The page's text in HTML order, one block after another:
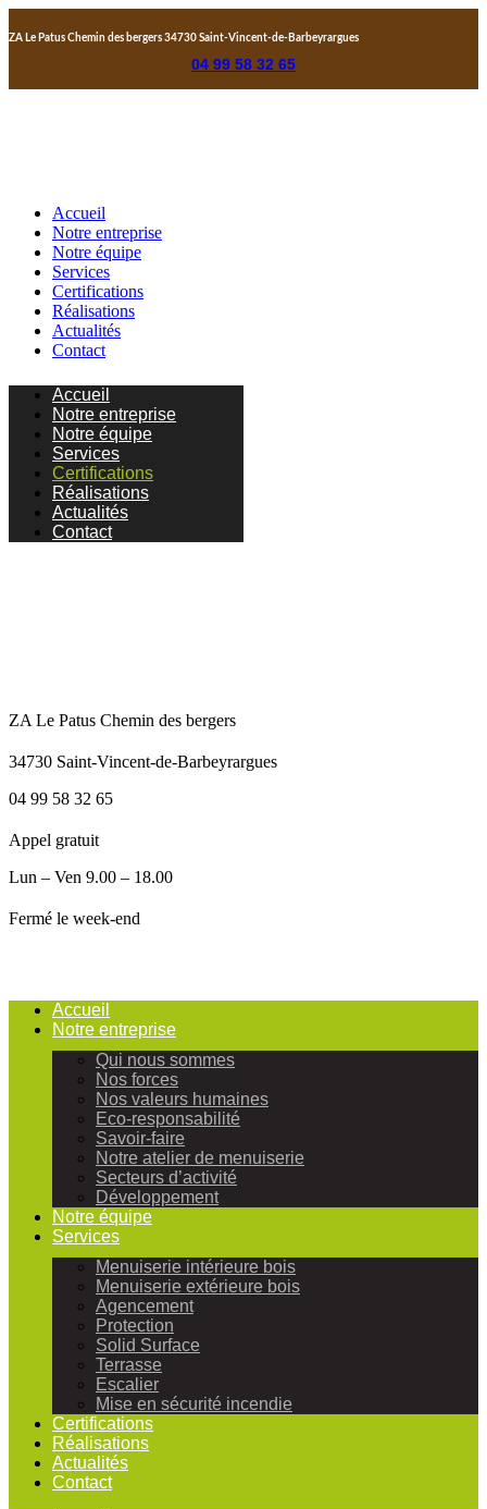
ZA Le Patus Chemin des bergers 34730 Saint-Vincent-de-Barbeyrargues
04 99 58 32 65
Accueil
Notre entreprise
Notre équipe
Services
Certifications
Réalisations
Actualités
Contact
Accueil
Notre entreprise
Notre équipe
Services
Certifications
Réalisations
Actualités
Contact
ZA Le Patus Chemin des bergers
34730 Saint-Vincent-de-Barbeyrargues
04 99 58 32 65
Appel gratuit
Lun – Ven 9.00 – 18.00
Fermé le week-end
Accueil
Notre entreprise
Qui nous sommes
Nos forces
Nos valeurs humaines
Eco-responsabilité
Savoir-faire
Notre atelier de menuiserie
Secteurs d’activité
Développement
Notre équipe
Services
Menuiserie intérieure bois
Menuiserie extérieure bois
Agencement
Protection
Solid Surface
Terrasse
Escalier
Mise en sécurité incendie
Certifications
Réalisations
Actualités
Contact